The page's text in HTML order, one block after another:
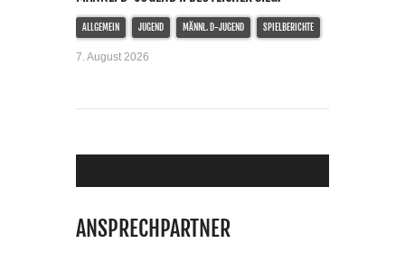
ALLGEMEIN JUGEND MÄNNL. D-JUGEND SPIELBERICHTE
7. August 2026
ANSPRECHPARTNER